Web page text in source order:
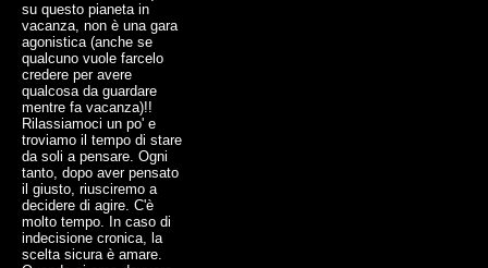
su questo pianeta in
vacanza, non è una gara
agonistica (anche se
qualcuno vuole farcelo
credere per avere
qualcosa da guardare
mentre fa vacanza)!!
Rilassiamoci un po' e
troviamo il tempo di stare
da soli a pensare. Ogni
tanto, dopo aver pensato
il giusto, riusciremo a
decidere di agire. C'è
molto tempo. In caso di
indecisione cronica, la
scelta sicura è amare.